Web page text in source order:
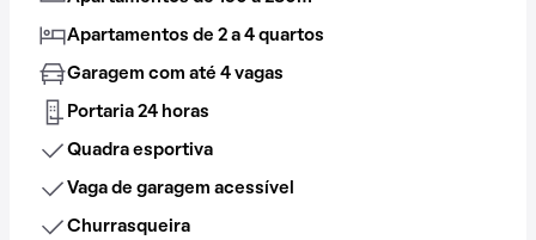
Apartamentos de 2 a 4 quartos
Garagem com até 4 vagas
Portaria 24 horas
Quadra esportiva
Vaga de garagem acessível
Churrasqueira